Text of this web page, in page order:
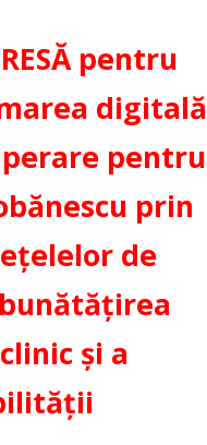
pentru
digitală
pentru
prin
de
și a